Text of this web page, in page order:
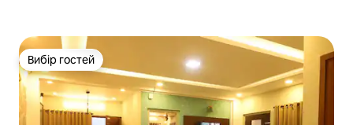
Вибір гостей
Вибір гостей